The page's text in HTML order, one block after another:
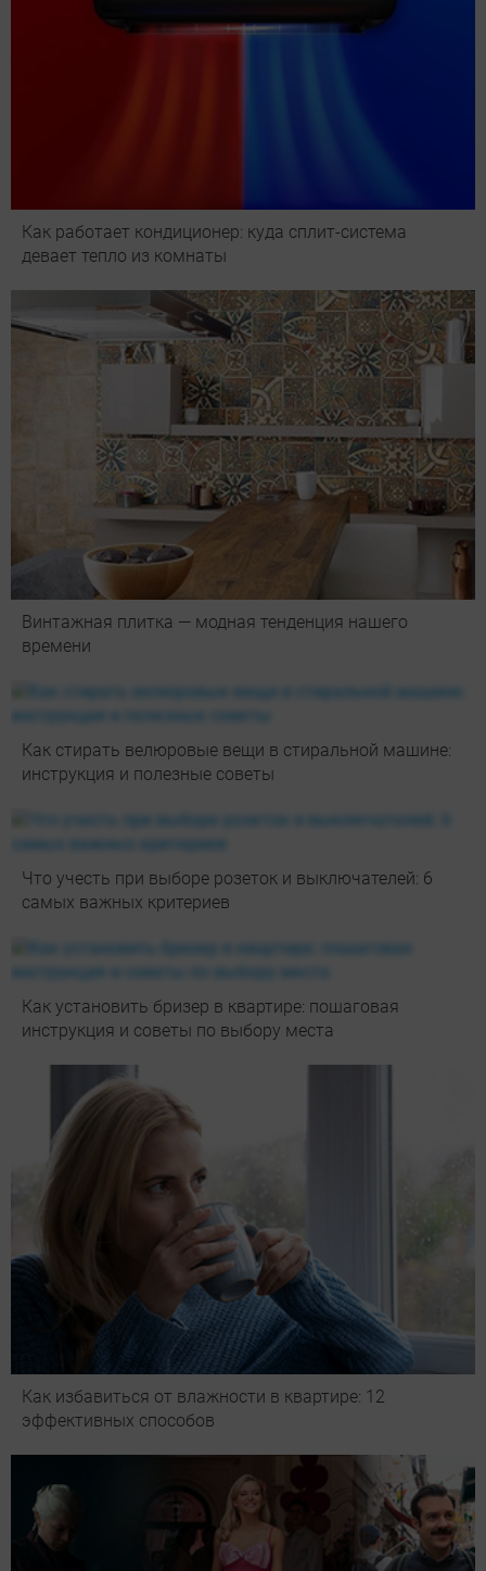
Как работает кондиционер: куда сплит-система
девает тепло из комнаты
Винтажная плитка — модная тенденция нашего
времени
Как стирать велюровые вещи в стиральной машине:
инструкция и полезные советы
Что учесть при выборе розеток и выключателей: 6
самых важных критериев
Как установить бризер в квартире: пошаговая
инструкция и советы по выбору места
Как избавиться от влажности в квартире: 12
эффективных способов